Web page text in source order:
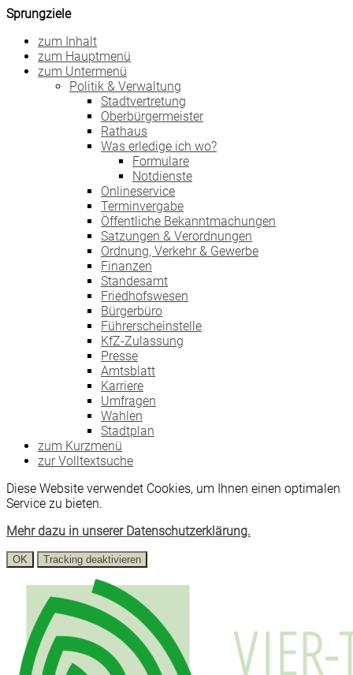
Sprungziele
zum Inhalt
zum Hauptmenü
zum Untermenü
Politik & Verwaltung
Stadtvertretung
Oberbürgermeister
Rathaus
Was erledige ich wo?
Formulare
Notdienste
Onlineservice
Terminvergabe
Öffentliche Bekanntmachungen
Satzungen & Verordnungen
Ordnung, Verkehr & Gewerbe
Finanzen
Standesamt
Friedhofswesen
Bürgerbüro
Führerscheinstelle
KfZ-Zulassung
Presse
Amtsblatt
Karriere
Umfragen
Wahlen
Stadtplan
zum Kurzmenü
zur Volltextsuche
Diese Website verwendet Cookies, um Ihnen einen optimalen
Service zu bieten.
Mehr dazu in unserer Datenschutzerklärung.
OK Tracking deaktivieren